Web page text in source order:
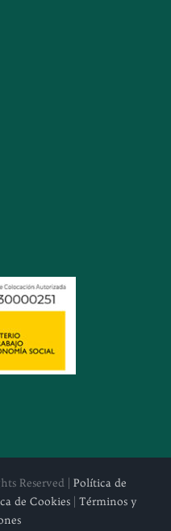
Reserved | Política de
de Cookies
Términos y